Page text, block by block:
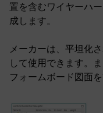
置を含むワイヤーハ
成します。
メーカーは、平坦化
して使用できます。
フォームボード図面